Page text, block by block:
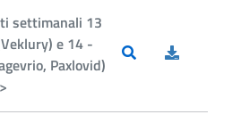
settimanali 13
e 14 -
Paxlovid)